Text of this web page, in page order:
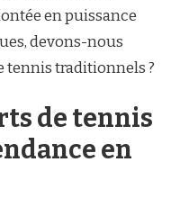
en puissance
devons-nous
tennis traditionnels ?
de tennis
en